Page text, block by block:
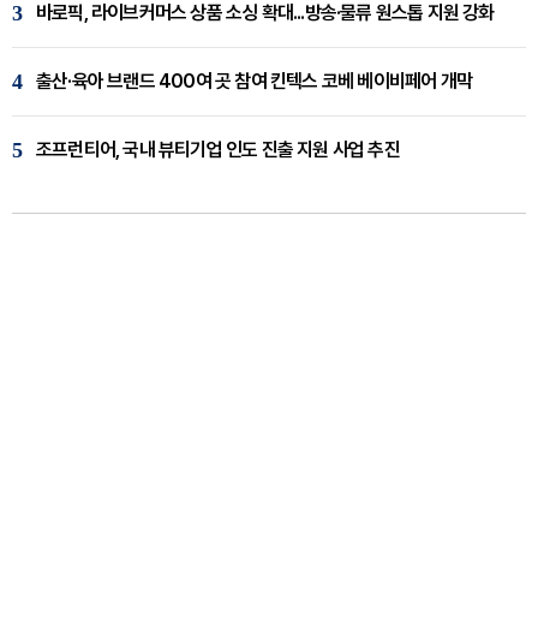
3 바로픽, 라이브커머스 상품 소싱 확대...방송·물류 원스톱 지원 강화
4 출산·육아 브랜드 400여 곳 참여 킨텍스 코베 베이비페어 개막
5 조프런티어, 국내 뷰티기업 인도 진출 지원 사업 추진